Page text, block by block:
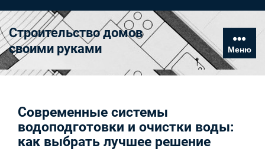
к
содержимому
Строительство домов
своими руками
Меню
Современные системы
водоподготовки и очистки воды:
как выбрать лучшее решение